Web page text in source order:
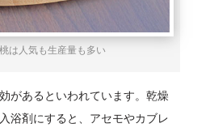
桃は人気も生産量も多い
があるといわれています。乾燥
浴剤にすると、アセモやカブレ